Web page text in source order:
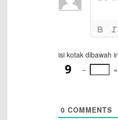
isi kotak dibawah
−
=
0 COMMENTS